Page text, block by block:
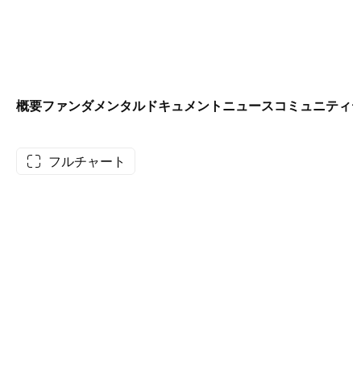
概要ファンダメンタルドキュメント ニュースコミュニティ
フルチャート